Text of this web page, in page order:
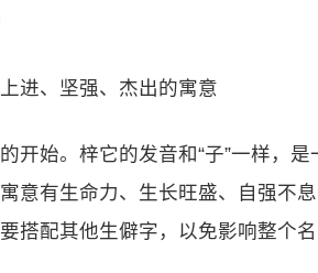
进、坚强、杰出的寓意
开始。梓它的发音和“子”一样，
意有生命力、生长旺盛、自强不
搭配其他生僻字，以免影响整个名